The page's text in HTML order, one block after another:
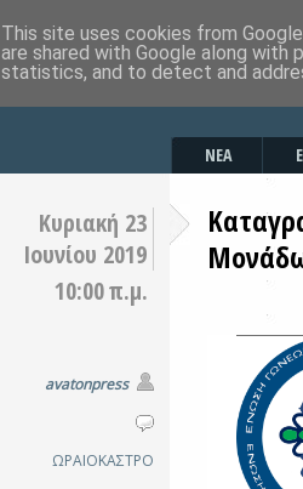
ΝΕΑ
Κυριακή 23
Ιουνίου 2019
10:00 π.μ.
avatonpress
ΩΡΑΙΟΚΑΣΤΡΟ
This site uses cookies from
are shared with Google along
statistics, and to detect and